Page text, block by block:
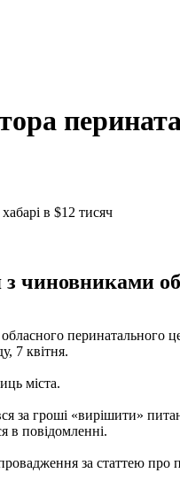
чиновниками
перинатального
7 квітня.
міста.
гроші «вирішити»
в повідомленні.
за статтею